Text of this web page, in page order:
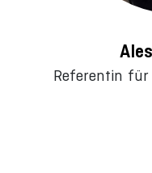
Referentin für